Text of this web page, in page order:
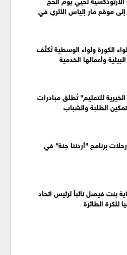
موقع مار إلياس الأثري في
الكورة ولواء الوسطية تُكثّف
وأعمالها الخدمية
للتعليم" تُطلق مبادرات
الطلبة والشباب
برنامج "أردننا جنة" في
بنت فيصل نائباً لرئيس اتحاد
للكرة الطائرة